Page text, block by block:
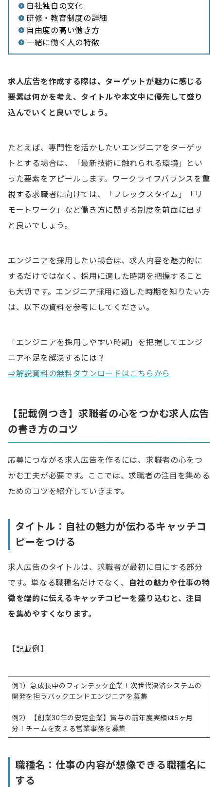
自社独自の文化
研修・教育制度の詳細
自由度の高い働き方
一緒に働く人の特徴
求人広告を作成する際は、ターゲットが魅力に感じる
要素は何かを考え、タイトルや本文中に優先して盛り
込んでいくと良いでしょう。
たとえば、専門性を活かしたいエンジニアをターゲッ
トとする場合は、「最新技術に触れられる環境」とい
った要素をアピールします。ワークライフバランスを重
視する求職者に向けては、「フレックスタイム」「リ
モートワーク」など働き方に関する制度を前面に出す
と良いでしょう。
エンジニアを採用したい場合は、求人内容を魅力的に
するだけではなく、採用に適した時期を把握すること
も大切です。エンジニア採用に適した時期を知りたい方
は、以下の資料を参考にしてください。
「エンジニアを採用しやすい時期」を把握してエンジ
ニア不足を解決するには？
⇒解説資料の無料ダウンロードはこちらから
【記載例つき】求職者の心をつかむ求人広告
の書き方のコツ
応募につながる求人広告を作るには、求職者の心をつ
かむ工夫が必要です。ここでは、求職者の注目を集める
ためのコツを紹介していきます。
タイトル：自社の魅力が伝わるキャッチコ
ピーをつける
求人広告のタイトルは、求職者が最初に目にする部分
です。単なる職種名だけでなく、
自社の魅力や仕事の特
徴を端的に伝えるキャッチコピーを盛り込むと、注目
を集めやすくなります。
【記載例】
例1）急成長中のフィンテック企業！次世代決済システムの
開発を担うバックエンドエンジニアを募集
例2）【創業30年の安定企業】賞与の前年度実績は5ヶ月
分！チームを支える営業事務を募集
職種名：仕事の内容が想像できる職種名に
する